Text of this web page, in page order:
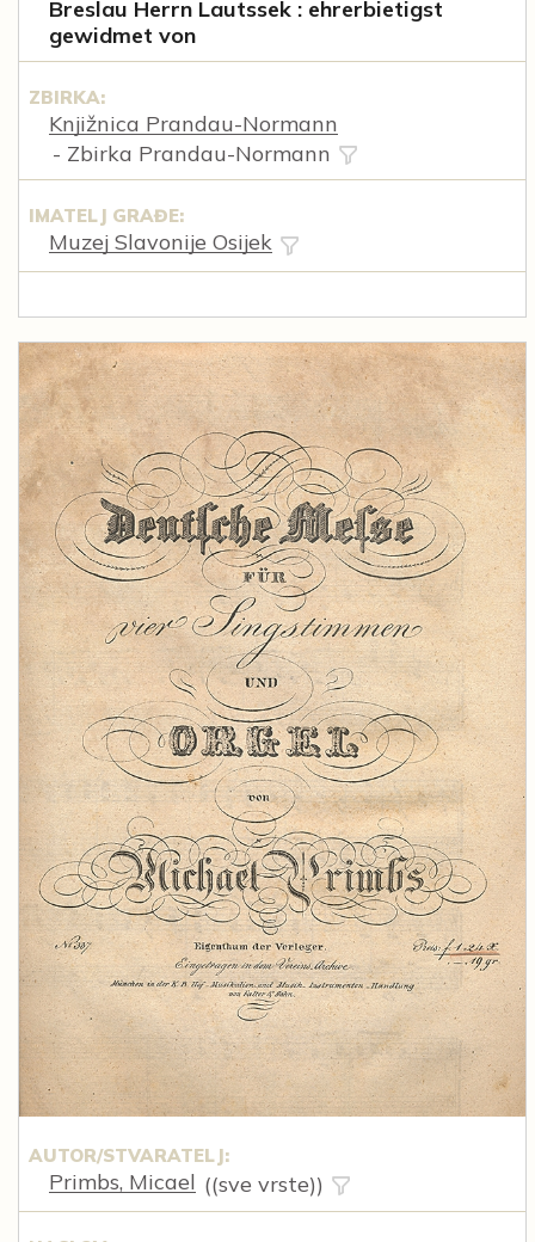
Breslau Herrn Lautssek : ehrerbietigst
gewidmet von
ZBIRKA:
Knjižnica Prandau-Normann
- Zbirka Prandau-Normann
IMATELJ GRAĐE:
Muzej Slavonije Osijek
AUTOR/STVARATELJ:
Primbs, Micael ((sve vrste))